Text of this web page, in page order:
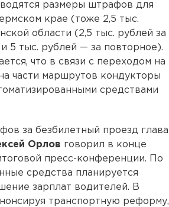
размеры штрафов для
крае (тоже 2,5 тыс.
области (2,5 тыс. рублей за
5 тыс. рублей — за повторное).
что в связи с переходом на
части маршрутов кондукторы
средствами
за безбилетный проезд глава
Орлов говорил в конце
пресс-конференции. По
средства планируется
зарплат водителей. В
транспортную реформу,